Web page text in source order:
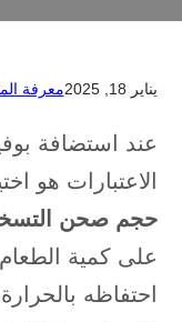
يناير 18, 2025 معرفة
عند استضافة
الاعتبارات هو
حجم صحن
على كمية
احتفاظه